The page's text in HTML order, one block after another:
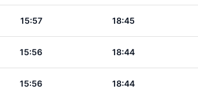
15:57 18:45
15:56 18:44
15:56 18:44